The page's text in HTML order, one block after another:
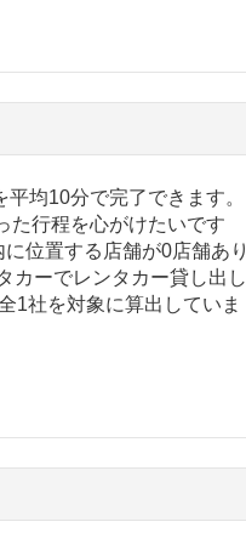
均10分で完了できます。
た行程を心がけたいです
位置する店舗が0店舗あり
カーでレンタカー貸し出し
1社を対象に算出していま